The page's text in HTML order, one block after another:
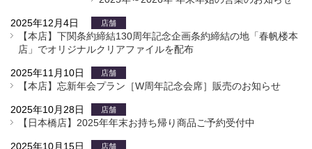
2025年12月4日 店舗
【本店】下関条約締結130周年記念企画条約締結の地「春帆楼本
店」でオリジナルクリアファイルを配布
2025年11月10日 店舗
【本店】忘新年会プラン［W周年記念会席］販売のお知らせ
2025年10月28日 店舗
【日本橋店】2025年年末お持ち帰り商品ご予約受付中
2025年10月15日 店舗